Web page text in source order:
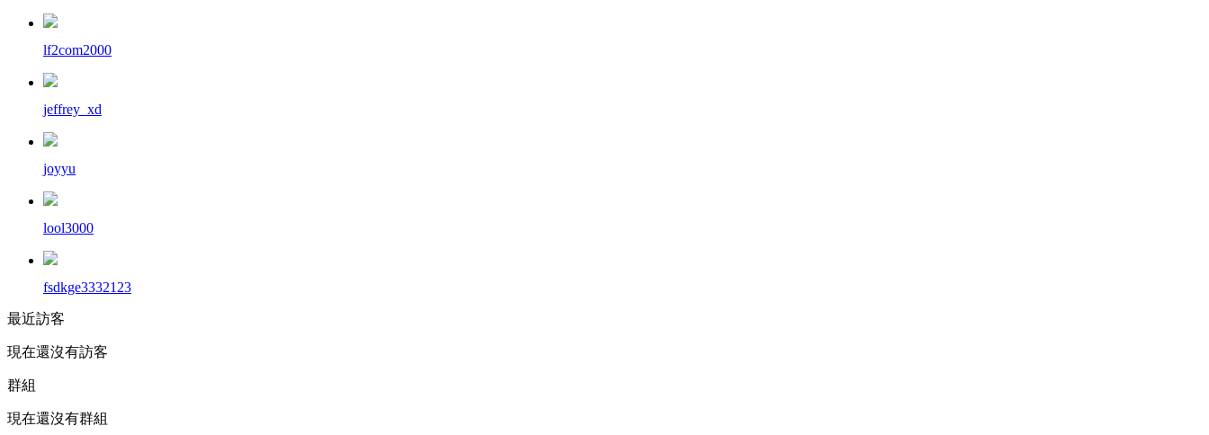
lf2com2000
jeffrey_xd
joyyu
lool3000
fsdkge3332123
最近訪客
現在還沒有訪客
群組
現在還沒有群組